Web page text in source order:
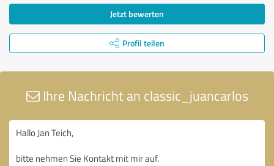
Jetzt bewerten
Profil teilen
Ihre Nachricht an classic_juancarlos